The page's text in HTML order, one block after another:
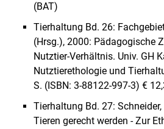
(BAT)
Tierhaltung Bd. 26:
(Hrsg.), 2000: Pädagogische
Nutztier-Verhältnis. Univ. GH
Nutztierethologie und
S. (ISBN: 3-88122-997-3) €
Tierhaltung Bd. 27:
Tieren gerecht werden - Zur